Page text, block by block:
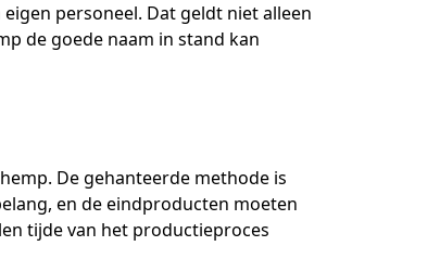
personeel. Dat geldt niet alleen
de goede naam in stand kan
De gehanteerde methode is
en de eindproducten moeten
tijde van het productieproces